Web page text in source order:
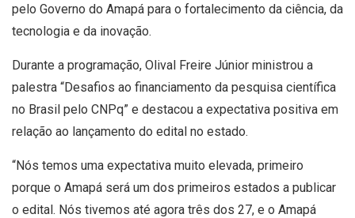
pelo Governo do Amapá para o fortalecimento da ciência, da
tecnologia e da inovação.
Durante a programação, Olival Freire Júnior ministrou a
palestra “Desafios ao financiamento da pesquisa científica
no Brasil pelo CNPq” e destacou a expectativa positiva em
relação ao lançamento do edital no estado.
“Nós temos uma expectativa muito elevada, primeiro
porque o Amapá será um dos primeiros estados a publicar
o edital. Nós tivemos até agora três dos 27, e o Amapá